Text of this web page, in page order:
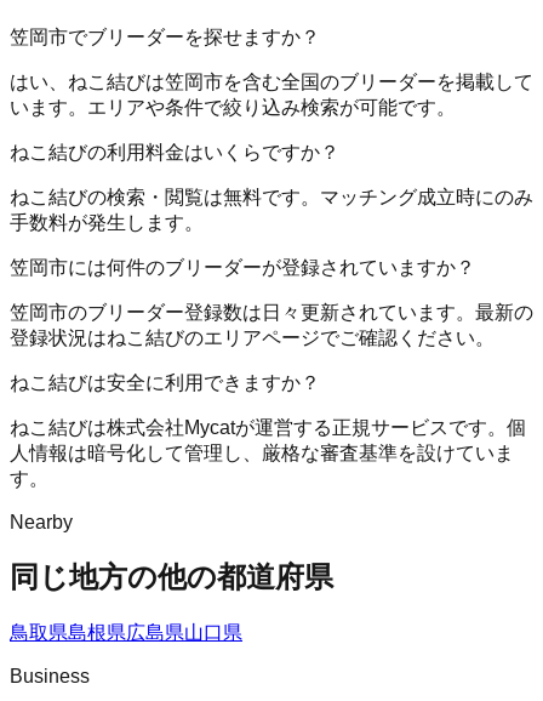
笠岡市でブリーダーを探せますか？
はい、ねこ結びは笠岡市を含む全国のブリーダーを掲載して
います。エリアや条件で絞り込み検索が可能です。
ねこ結びの利用料金はいくらですか？
ねこ結びの検索・閲覧は無料です。マッチング成立時にのみ
手数料が発生します。
笠岡市には何件のブリーダーが登録されていますか？
笠岡市のブリーダー登録数は日々更新されています。最新の
登録状況はねこ結びのエリアページでご確認ください。
ねこ結びは安全に利用できますか？
ねこ結びは株式会社Mycatが運営する正規サービスです。個
人情報は暗号化して管理し、厳格な審査基準を設けていま
す。
Nearby
同じ地方の他の都道府県
鳥取県島根県広島県山口県
Business